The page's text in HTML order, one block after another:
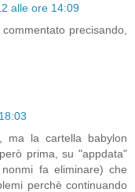
alle ore 14:09
precisando,
ma la cartella babylon
prima, su "appdata"
fa eliminare) che
perchè continuando